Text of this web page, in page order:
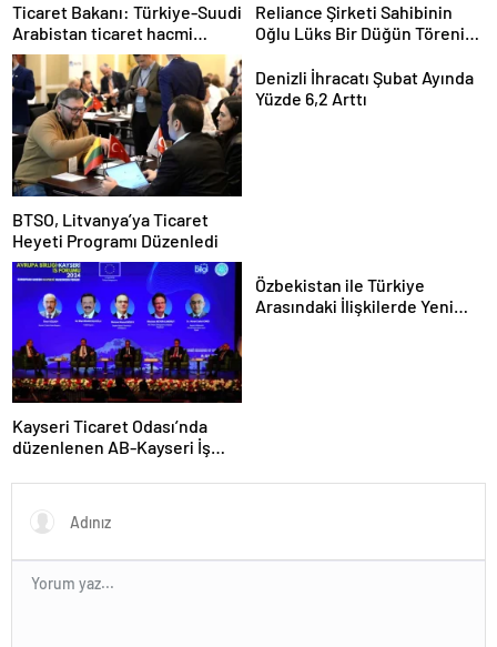
Ticaret Bakanı: Türkiye-Suudi
Arabistan ticaret hacmi
artacak
Reliance Şirketi Sahibinin
Oğlu Lüks Bir Düğün Töreni
BTSO, Litvanya’ya Ticaret
Heyeti Programı Düzenledi
Denizli İhracatı Şubat Ayında
Yüzde 6,2 Arttı
Kayseri Ticaret Odası’nda
düzenlenen AB-Kayseri İş
ve dijitalleşme vurgusu
yapıldı
Özbekistan ile Türkiye
Arasındaki İlişkilerde Yeni